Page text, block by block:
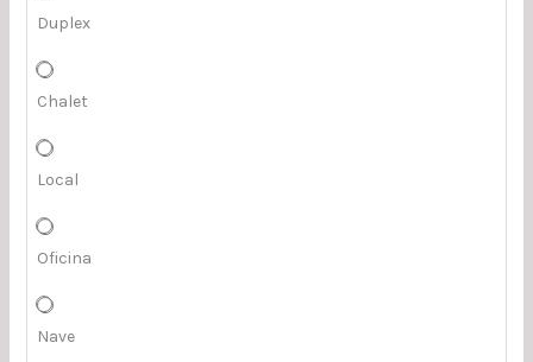
Duplex
Chalet
Local
Oficina
Nave